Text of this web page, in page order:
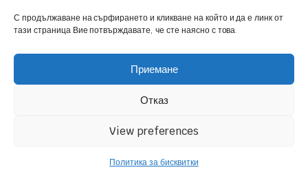
С продължаване на сърфирането и кликване на който и да е линк от
тази страница Вие потвърждавате, че сте наясно с това.
Приемане
Отказ
View preferences
Политика за бисквитки
Количка
Copyright 2026 © Антим Клима 2020 ЕООД, powered by Angelov.PRO